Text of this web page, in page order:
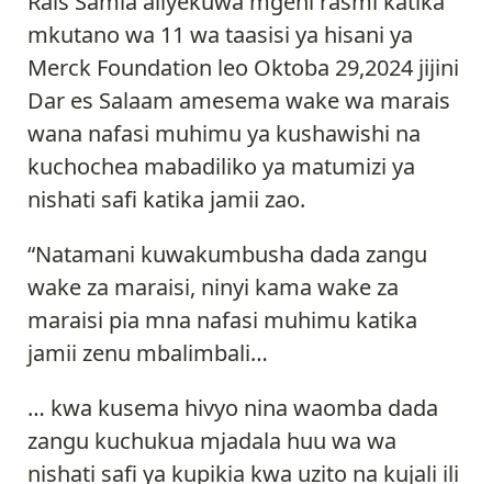
mkutano wa 11 wa taasisi ya hisani ya
Merck Foundation leo Oktoba 29,2024 jijini
Dar es Salaam amesema wake wa marais
wana nafasi muhimu ya kushawishi na
kuchochea mabadiliko ya matumizi ya
nishati safi katika jamii zao.
“Natamani kuwakumbusha dada zangu
wake za maraisi, ninyi kama wake za
maraisi pia mna nafasi muhimu katika
jamii zenu mbalimbali…
… kwa kusema hivyo nina waomba dada
zangu kuchukua mjadala huu wa wa
nishati safi ya kupikia kwa uzito na kujali ili